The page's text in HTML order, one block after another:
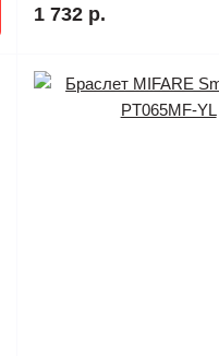
1 732 р.